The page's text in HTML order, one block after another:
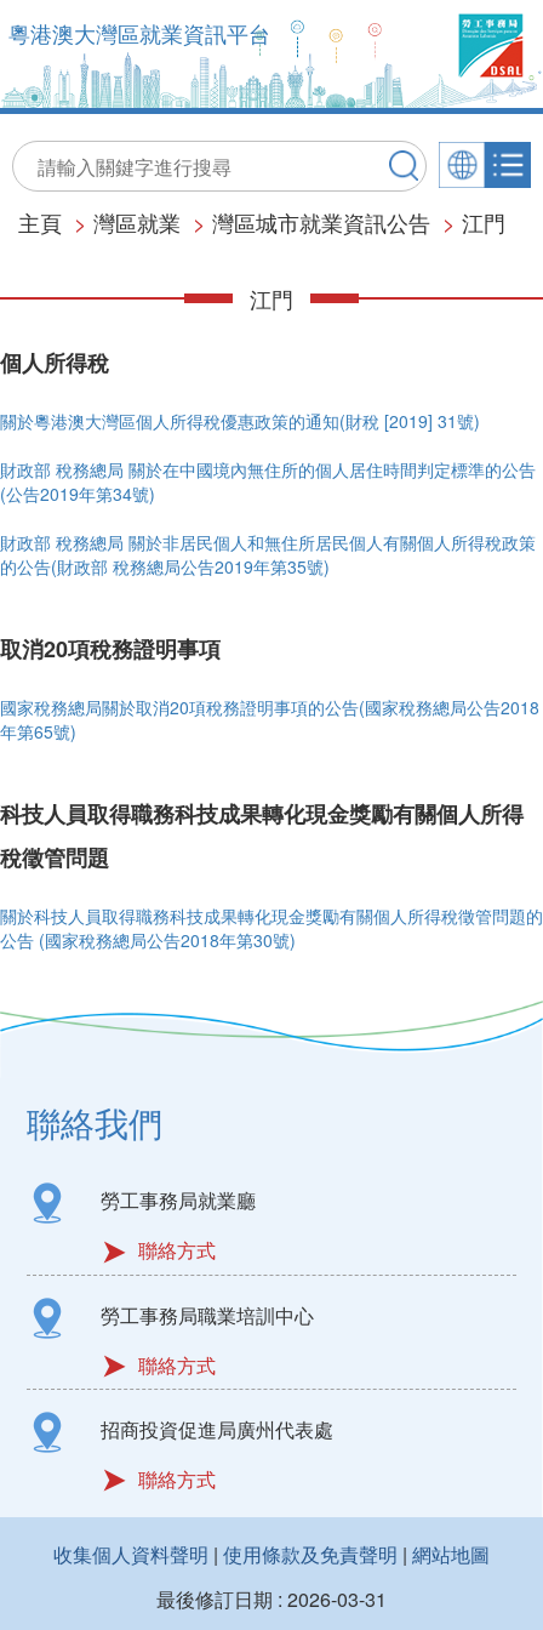
粵港澳大灣區就業資訊平台
主頁 > 灣區就業 > 灣區城市就業資訊公告 > 江門
江門
個人所得稅
關於粵港澳大灣區個人所得稅優惠政策的通知(財稅 [2019] 31號)
財政部 稅務總局 關於在中國境內無住所的個人居住時間判定標準的公告
(公告2019年第34號)
財政部 稅務總局 關於非居民個人和無住所居民個人有關個人所得稅政策
的公告(財政部 稅務總局公告2019年第35號)
取消20項稅務證明事項
國家稅務總局關於取消20項稅務證明事項的公告(國家稅務總局公告2018
年第65號)
科技人員取得職務科技成果轉化現金獎勵有關個人所得
稅徵管問題
關於科技人員取得職務科技成果轉化現金獎勵有關個人所得稅徵管問題的
公告 (國家稅務總局公告2018年第30號)
聯絡我們
勞工事務局就業廳
聯絡方式
勞工事務局職業培訓中心
聯絡方式
招商投資促進局廣州代表處
聯絡方式
收集個人資料聲明 | 使用條款及免責聲明 | 網站地圖
最後修訂日期 : 2026-03-31